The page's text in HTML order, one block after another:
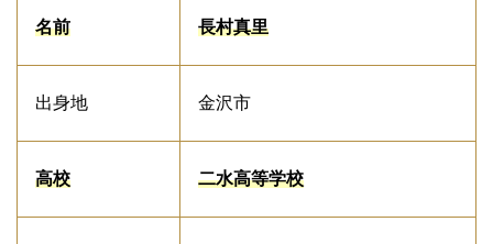
名前 長村真里
出身地 金沢市
高校 二水高等学校